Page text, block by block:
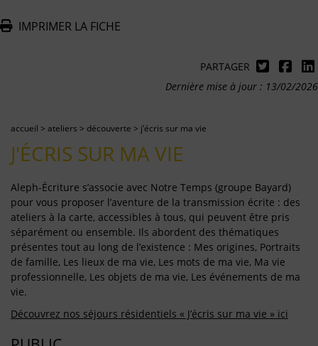
IMPRIMER LA FICHE
PARTAGER
Dernière mise à jour : 13/02/2026
accueil > ateliers > découverte > j’écris sur ma vie
J'ÉCRIS SUR MA VIE
Aleph-Écriture s’associe avec Notre Temps (groupe Bayard)
pour vous proposer l’aventure de la transmission écrite : des
ateliers à la carte, accessibles à tous, qui peuvent être pris
séparément ou ensemble. Ils abordent des thématiques
présentes tout au long de l’existence : Mes origines, Portraits
de famille, Les lieux de ma vie, Les mots de ma vie, Ma vie
professionnelle, Les objets de ma vie, Les événements de ma
vie.
Découvrez nos séjours résidentiels « J’écris sur ma vie » ici